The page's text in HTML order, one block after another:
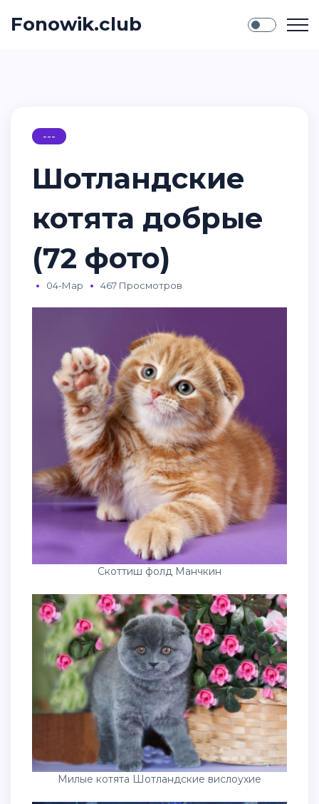
Fonowik.club
---
Шотландские
котята добрые
(72 фото)
04-Мар 467 Просмотров
Скоттиш фолд Манчкин
Милые котята Шотландские вислоухие